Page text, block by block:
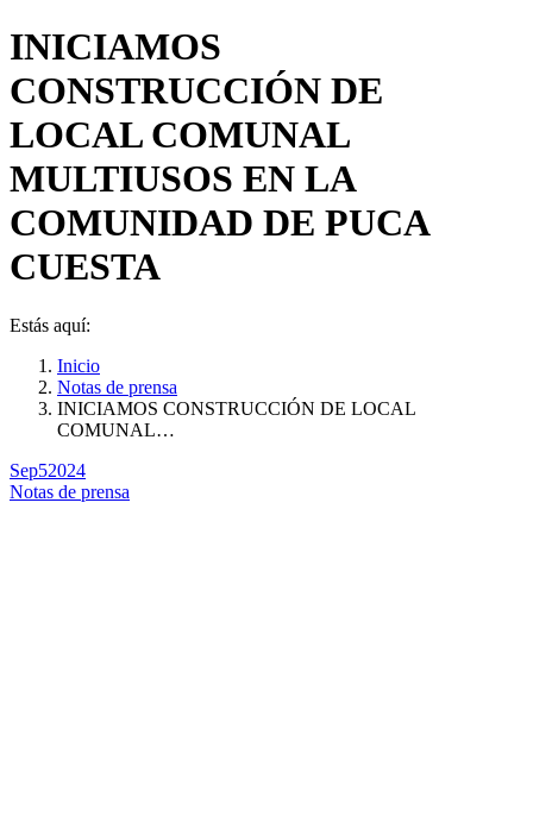
INICIAMOS
CONSTRUCCIÓN DE
LOCAL COMUNAL
MULTIUSOS EN LA
COMUNIDAD DE PUCA
CUESTA
Estás aquí:
Inicio
Notas de prensa
INICIAMOS CONSTRUCCIÓN DE LOCAL
COMUNAL…
Sep52024
Notas de prensa